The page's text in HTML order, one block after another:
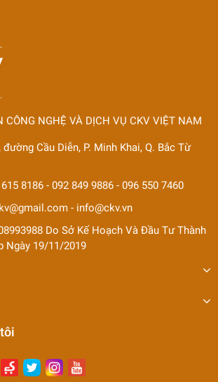
CÔNG NGHỆ VÀ DỊCH VỤ CKV VIỆT NAM
đường Cầu Diễn, P. Minh Khai, Q. Bắc Từ
8186 - 092 849 9886 - 096 550 7460
- info@ckv.vn
Do Sở Kế Hoạch Và Đầu Tư Thành
Ngày 19/11/2019